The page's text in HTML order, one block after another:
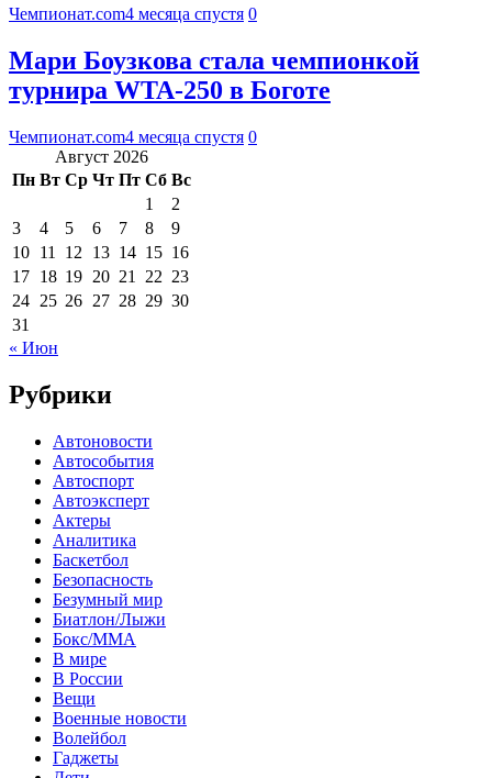
Чемпионат.com4 месяца спустя 0
Мари Боузкова стала чемпионкой
турнира WTA-250 в Боготе
Чемпионат.com4 месяца спустя 0
Август 2026
Пн Вт Ср Чт Пт Сб Вс
1
2
3
4 5 6 7 8
9
10 11 12 13 14 15 16
17 18 19 20 21 22 23
24 25 26 27 28 29 30
31
« Июн
Рубрики
Автоновости
Автособытия
Автоспорт
Автоэксперт
Актеры
Аналитика
Баскетбол
Безопасность
Безумный мир
Биатлон/Лыжи
Бокс/MMA
В мире
В России
Вещи
Военные новости
Волейбол
Гаджеты